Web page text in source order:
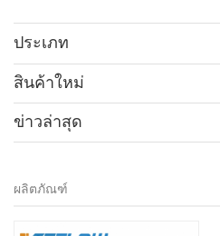
ประเภท
สินค้าใหม่
ข่าวล่าสุด
ผลิตภัณฑ์